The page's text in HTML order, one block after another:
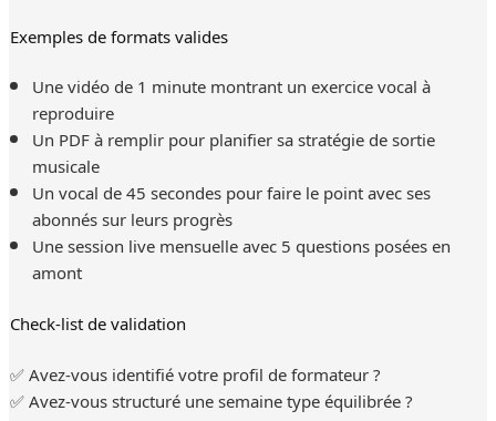
Exemples de formats valides
Une vidéo de 1 minute montrant un exercice vocal à
reproduire
Un PDF à remplir pour planifier sa stratégie de sortie
musicale
Un vocal de 45 secondes pour faire le point avec ses
abonnés sur leurs progrès
Une session live mensuelle avec 5 questions posées en
amont
Check-list de validation
✅ Avez-vous identifié votre profil de formateur ?
✅ Avez-vous structuré une semaine type équilibrée ?